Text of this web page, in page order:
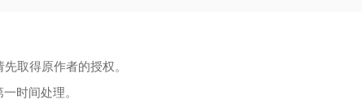
取得原作者的授权。
时间处理。